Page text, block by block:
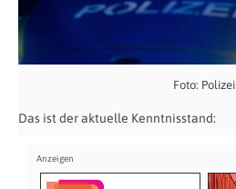
Foto: Polizei
Das ist der aktuelle Kenntnisstand: